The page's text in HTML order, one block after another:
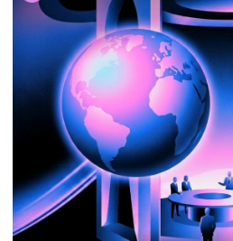
A HSM
Brazil
Village
os direitos reservados.